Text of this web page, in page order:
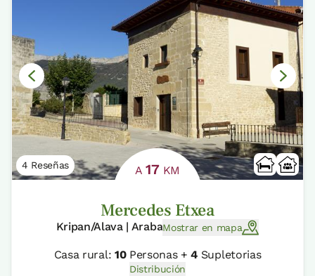
4 Reseñas A17KM
Mercedes Etxea
Kripan/Alava | ArabaMostrar en mapa
Casa rural: 10Personas +4 Supletorias
Distribución